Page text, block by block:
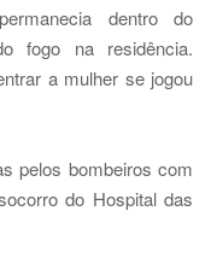
dentro do
fogo na residência.
a mulher se jogou
pelos bombeiros com
do Hospital das